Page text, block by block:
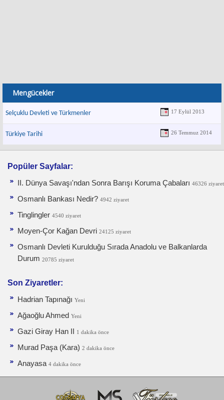
Mengücekler
Selçuklu Devleti ve Türkmenler 17 Eylül 2013
Türkiye Tarihi 26 Temmuz 2014
Popüler Sayfalar:
II. Dünya Savaşı'ndan Sonra Barışı Koruma Ça­baları 46326 ziyaret
Osmanlı Bankası Nedir? 4942 ziyaret
Tinglingler 4540 ziyaret
Moyen-Çor Kağan Devri 24125 ziyaret
Osmanlı Devleti Kurulduğu Sırada Anadolu ve Balkanlarda
Durum 20785 ziyaret
Son Ziyaretler:
Hadrian Tapınağı Yeni
Ağaoğlu Ahmed Yeni
Gazi Giray Han II 1 dakika önce
Murad Paşa (Kara) 2 dakika önce
Anayasa 4 dakika önce